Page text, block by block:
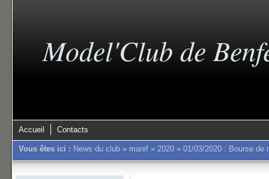
Model'Club de
Accueil Contacts
Vous êtes ici : News du club» manif» 2020» 01/03/2020 : Bourse de